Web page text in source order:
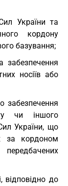
України та
кордону
базування;
забезпечення
носіїв або
забезпечення
чи іншого
України, що
за кордоном
відповідно до